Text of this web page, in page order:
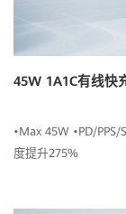
45W 1A1C有线快
•Max 45W •PD/
度提升275%